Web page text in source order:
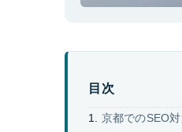
目次
京都でのSEO